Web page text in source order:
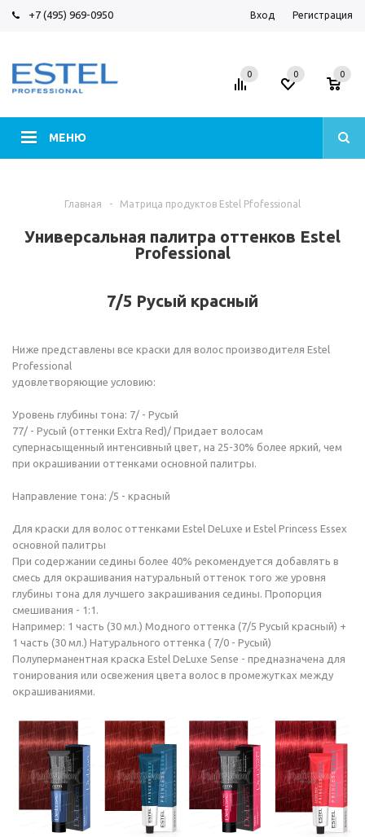
+7 (495) 969-0950 Вход Регистрация
МЕНЮ
0 0 0
Главная - Матрица продуктов Estel Pfofessional
Универсальная палитра оттенков Estel
Professional
7/5 Русый красный
Ниже представлены все краски для волос производителя Estel
Professional
удовлетворяющие условию:
Уровень глубины тона: 7/ - Русый
77/ - Русый (оттенки Extra Red)/ Придает волосам
супернасыщенный интенсивный цвет, на 25-30% более яркий, чем
при окрашивании оттенками основной палитры.
Направление тона: /5 - красный
Для краски для волос оттенками Estel DeLuxe и Estel Princess Essex
основной палитры
При содержании седины более 40% рекомендуется добавлять в
смесь для окрашивания натуральный оттенок того же уровня
глубины тона для лучшего закрашивания седины. Пропорция
смешивания - 1:1.
Например: 1 часть (30 мл.) Модного оттенка (7/5 Русый красный) +
1 часть (30 мл.) Натурального оттенка ( 7/0 - Русый)
Полуперманентная краска Estel DeLuxe Sense - предназначена для
тонирования или освежения цвета волос в промежутках между
окрашиваниями.